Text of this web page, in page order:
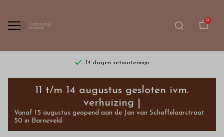
0
14 dagen retourtermijn
Ballin
Amsterdam
Sweater
11 t/m 14 augustus gesloten ivm.
verhuizing |
Vanaf 15 augustus geopend aan de Jan van Schaffelaarstraat
50 in Barneveld